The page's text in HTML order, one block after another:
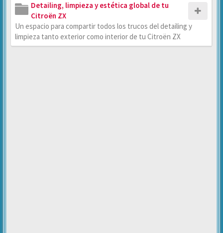
Detailing, limpieza y estética global de tu
Citroën ZX
Un espacio para compartir todos los trucos del detailing y
limpieza tanto exterior como interior de tu Citroën ZX